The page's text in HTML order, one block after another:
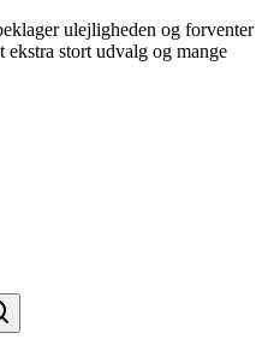
ulejligheden og forventer
ekstra stort udvalg og mange